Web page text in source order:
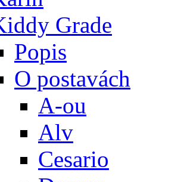
Grade
Popis
O postavách
A-ou
Alv
Cesario